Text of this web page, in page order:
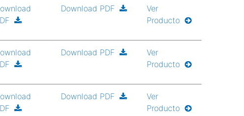
Download PDF
Ver
Producto
Download PDF
Ver
Producto
Download PDF
Ver
Producto